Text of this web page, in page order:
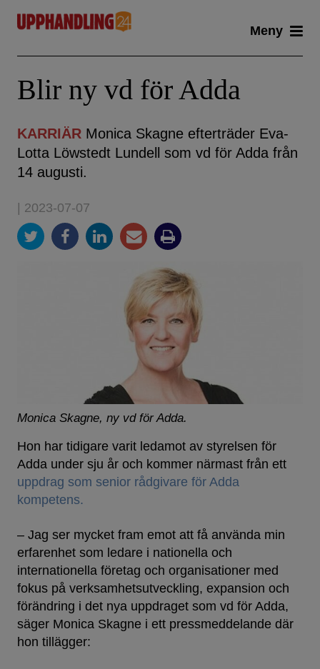
content
Meny
Blir ny vd för Adda
KARRIÄR Monica Skagne efterträder Eva-
Lotta Löwstedt Lundell som vd för Adda från
14 augusti.
| 2023-07-07
Monica Skagne, ny vd för Adda.
Hon har tidigare varit ledamot av styrelsen för
Adda under sju år och kommer närmast från ett
uppdrag som senior rådgivare för Adda
kompetens.
– Jag ser mycket fram emot att få använda min
erfarenhet som ledare i nationella och
internationella företag och organisationer med
fokus på verksamhetsutveckling, expansion och
förändring i det nya uppdraget som vd för Adda,
säger Monica Skagne i ett pressmeddelande där
hon tillägger: